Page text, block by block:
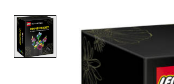
Product image slideshow Items